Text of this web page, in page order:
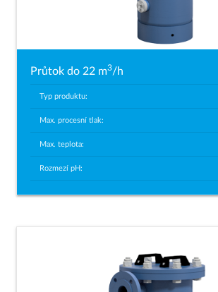
Průtok do 22 m3/h
Typ produktu:
Max. procesní tlak:
Max. teplota:
Rozmezí pH: